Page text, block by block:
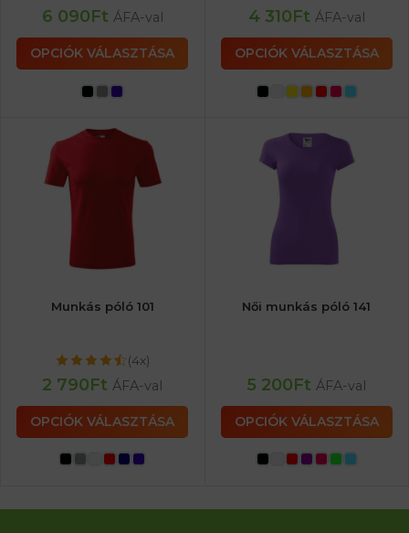
6 090Ft ÁFA-val
OPCIÓK VÁLASZTÁSA
4 310Ft ÁFA-val
OPCIÓK VÁLASZTÁSA
Munkás póló 101
(4x)
2 790Ft ÁFA-val
OPCIÓK VÁLASZTÁSA
Női munkás póló 141
5 200Ft ÁFA-val
OPCIÓK VÁLASZTÁSA